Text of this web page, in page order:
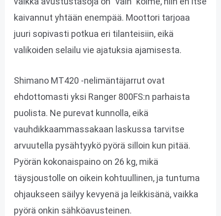
kaivannut yhtään enempää. Moottori tarjoaa
juuri sopivasti potkua eri tilanteisiin, eikä
valikoiden selailu vie ajatuksia ajamisesta.
Shimano MT420 -nelimäntäjarrut ovat
ehdottomasti yksi Ranger 800FS:n parhaista
puolista. Ne purevat kunnolla, eikä
vauhdikkaammassakaan laskussa tarvitse
arvuutella pysähtyykö pyörä silloin kun pitää.
Pyörän kokonaispaino on 26 kg, mikä
täysjoustolle on oikein kohtuullinen, ja tuntuma
ohjaukseen säilyy kevyenä ja leikkisänä, vaikka
pyörä onkin sähköavusteinen.